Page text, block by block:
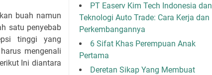
buah namun
satu penyebab
tinggi yang
mengenali
Ini diantara
PT Easerv Kim Tech Indonesia dan
Teknologi Auto Trade: Cara Kerja dan
Perkembangannya
6 Sifat Khas Perempuan Anak
Pertama
Deretan Sikap Yang Membuat